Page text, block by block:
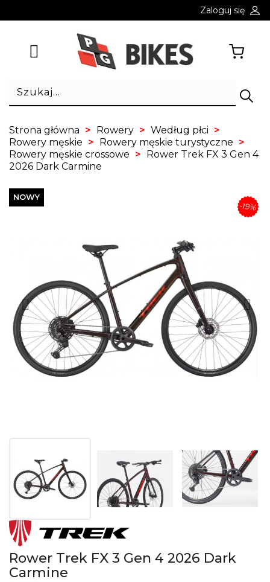
Zaloguj się
Strona główna Rowery
Według płci
Rowery męskie
Rowery męskie turystyczne
Rowery męskie crossowe
Rower Trek FX 3 Gen 4
2026 Dark Carmine
NOWY
-19%
Rower Trek FX 3 Gen 4 2026 Dark
Carmine